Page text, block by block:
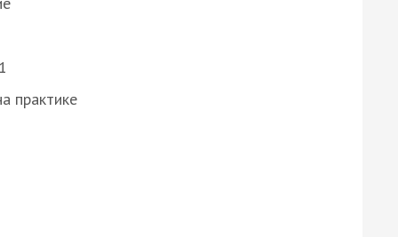
практике